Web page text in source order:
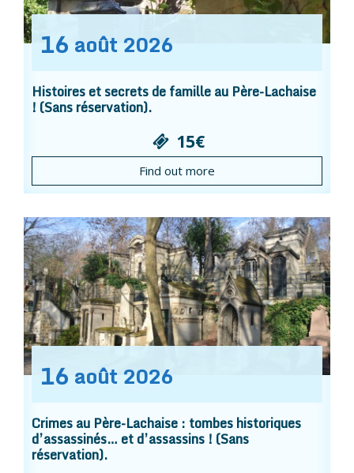
16 août 2026
Histoires et secrets de famille au Père-Lachaise
! (Sans réservation).
15€
Find out more
16 août 2026
Crimes au Père-Lachaise : tombes historiques
d’assassinés… et d’assassins ! (Sans
réservation).